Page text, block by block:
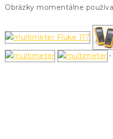
Obrázky momentálne